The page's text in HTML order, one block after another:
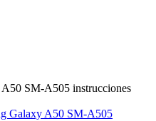
SM-A505 instrucciones
Galaxy A50 SM-A505